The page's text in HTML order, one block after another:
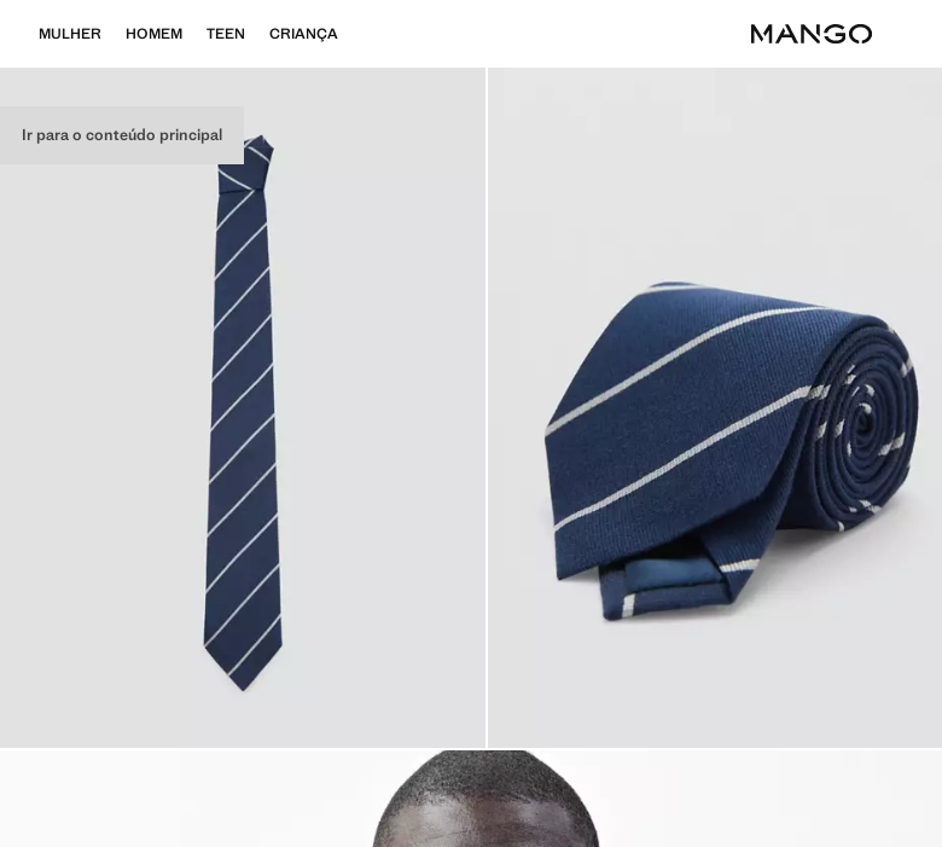
Ir para o conteúdo principal
MULHER HOMEM TEEN CRIANÇA